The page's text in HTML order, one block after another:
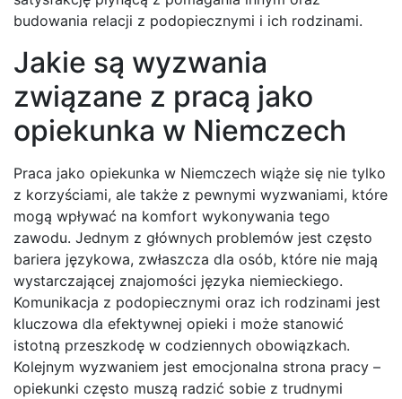
budowania relacji z podopiecznymi i ich rodzinami.
Jakie są wyzwania
związane z pracą jako
opiekunka w Niemczech
Praca jako opiekunka w Niemczech wiąże się nie tylko
z korzyściami, ale także z pewnymi wyzwaniami, które
mogą wpływać na komfort wykonywania tego
zawodu. Jednym z głównych problemów jest często
bariera językowa, zwłaszcza dla osób, które nie mają
wystarczającej znajomości języka niemieckiego.
Komunikacja z podopiecznymi oraz ich rodzinami jest
kluczowa dla efektywnej opieki i może stanowić
istotną przeszkodę w codziennych obowiązkach.
Kolejnym wyzwaniem jest emocjonalna strona pracy –
opiekunki często muszą radzić sobie z trudnymi